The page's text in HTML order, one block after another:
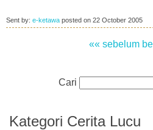
Sent by: e-ketawa posted on 22 October 2005
«« sebelum
Cari
Kategori Cerita Lucu